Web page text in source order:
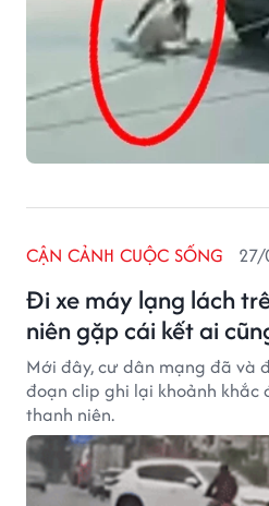
Đi xe máy lạng lách
niên gặp cái kết ai
CẬN CẢNH CUỘC SỐNG
Mới đây, cư dân mạng đã và
đoạn clip ghi lại khoảnh khắc
thanh niên.